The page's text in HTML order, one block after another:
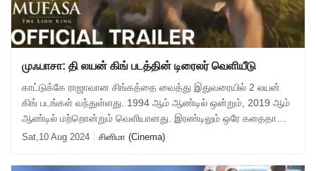
முஃபாசா: தி லயன் கிங் படத்தின் டிரைலர் வெளியீடு
காட்டுக்கே ராஜாவான சிங்கத்தை வைத்து இதுவரையில் 2 லயன்
கிங் படங்கள் வந்துள்ளது. 1994 ஆம் ஆண்டில் ஒன்றும், 2019 ஆம்
ஆண்டில் மற்றொன்றும் வெளியானது. இரண்டிலும் ஒரே கதைதான் ,
1994 ஆம் ஆண்டு வெளிவந்தப் படம
Sat,10 Aug 2024 சினிமா (Cinema)